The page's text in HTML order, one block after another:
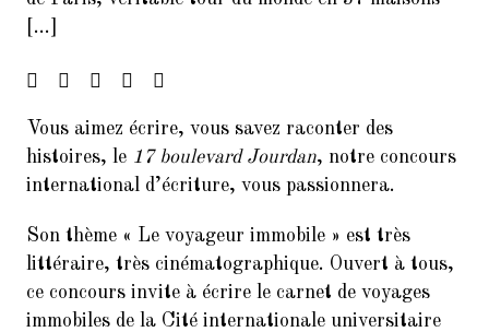
6.
7.
Inscrivez-vous à la Soirée
Présentation Service des
Concert Exceptionnel en
mémoire de Jean Joinet le 26
janvier 2018 à 19h45 à la Maison
de l’Italie
[…]
Vous aimez écrire, vous savez raconter des
histoires, le 17 boulevard Jourdan, notre concours
international d’écriture, vous passionnera.
Son thème « Le voyageur immobile » est très
littéraire, très cinématographique. Ouvert à tous,
ce concours invite à écrire le carnet de voyages
immobiles de la Cité internationale universitaire